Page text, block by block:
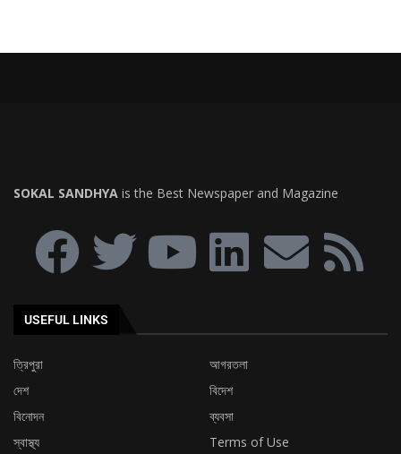
SOKAL SANDHYA is the Best Newspaper and Magazine
USEFUL LINKS
ত্রিপুরা
আগরতলা
দেশ
বিদেশ
বিনোদন
ব্যবসা
স্বাস্থ্য
Terms of Use